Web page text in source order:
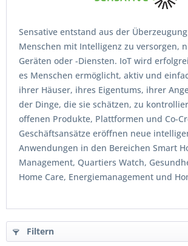
Sensative entstand aus der
Menschen mit Intelligenz zu versorgen,
Geräten oder -Diensten. IoT wird
es Menschen ermöglicht, aktiv und
ihrer Häuser, ihres Eigentums, ihrer
der Dinge, die sie schätzen, zu
offenen Produkte, Plattformen und Co-
Geschäftsansätze eröffnen neue
Anwendungen in den Bereichen Smart
Management, Quartiers Watch,
Home Care, Energiemanagement und
Filtern